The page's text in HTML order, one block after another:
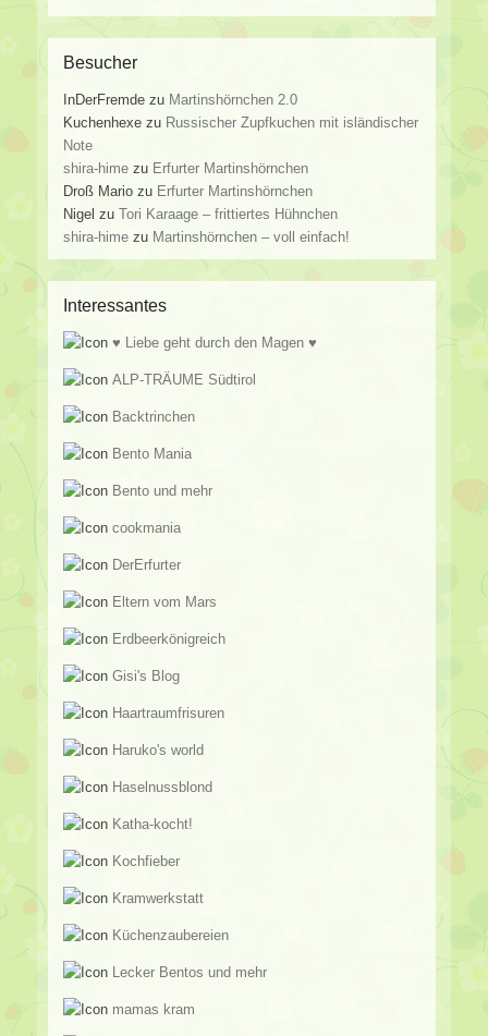
Besucher
InDerFremde zu Martinshörnchen 2.0
Kuchenhexe zu Russischer Zupfkuchen mit isländischer
Note
shira-hime zu Erfurter Martinshörnchen
Droß Mario zu Erfurter Martinshörnchen
Nigel zuTori Karaage – frittiertes Hühnchen
shira-hime zu Martinshörnchen – voll einfach!
Interessantes
♥ Liebe geht durch den Magen ♥
ALP-TRÄUME Südtirol
Backtrinchen
Bento Mania
Bento und mehr
cookmania
DerErfurter
Eltern vom Mars
Erdbeerkönigreich
Gisi's Blog
Haartraumfrisuren
Haruko's world
Haselnussblond
Katha-kocht!
Kochfieber
Kramwerkstatt
Küchenzaubereien
Lecker Bentos und mehr
mamas kram